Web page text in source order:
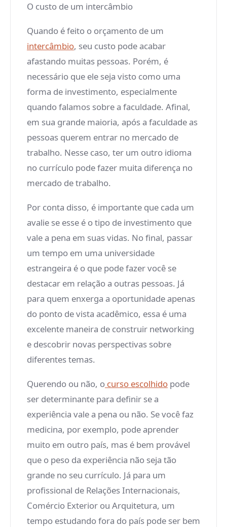
O custo de um intercâmbio
Quando é feito o orçamento de um
intercâmbio, seu custo pode acabar
afastando muitas pessoas. Porém, é
necessário que ele seja visto como uma
forma de investimento, especialmente
quando falamos sobre a faculdade. Afinal,
em sua grande maioria, após a faculdade as
pessoas querem entrar no mercado de
trabalho. Nesse caso, ter um outro idioma
no currículo pode fazer muita diferença no
mercado de trabalho.
Por conta disso, é importante que cada um
avalie se esse é o tipo de investimento que
vale a pena em suas vidas. No final, passar
um tempo em uma universidade
estrangeira é o que pode fazer você se
destacar em relação a outras pessoas. Já
para quem enxerga a oportunidade apenas
do ponto de vista acadêmico, essa é uma
excelente maneira de construir networking
e descobrir novas perspectivas sobre
diferentes temas.
Querendo ou não, o curso escolhido pode
ser determinante para definir se a
experiência vale a pena ou não. Se você faz
medicina, por exemplo, pode aprender
muito em outro país, mas é bem provável
que o peso da experiência não seja tão
grande no seu currículo. Já para um
profissional de Relações Internacionais,
Comércio Exterior ou Arquitetura, um
tempo estudando fora do país pode ser bem